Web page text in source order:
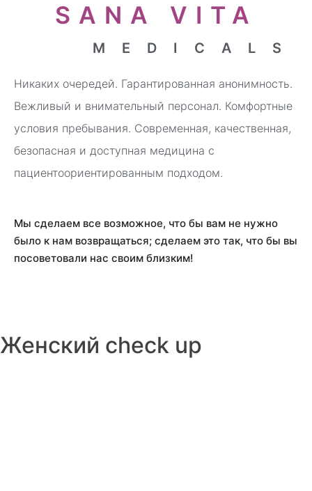
SANA VITA
MEDICALS
Никаких очередей. Гарантированная анонимность.
Вежливый и внимательный персонал. Комфортные
условия пребывания. Современная, качественная,
безопасная и доступная медицина с
пациентоориентированным подходом.
Мы сделаем все возможное, что бы вам не нужно
было к нам возвращаться; сделаем это так, что бы вы
посоветовали нас своим близким!
Женский check up